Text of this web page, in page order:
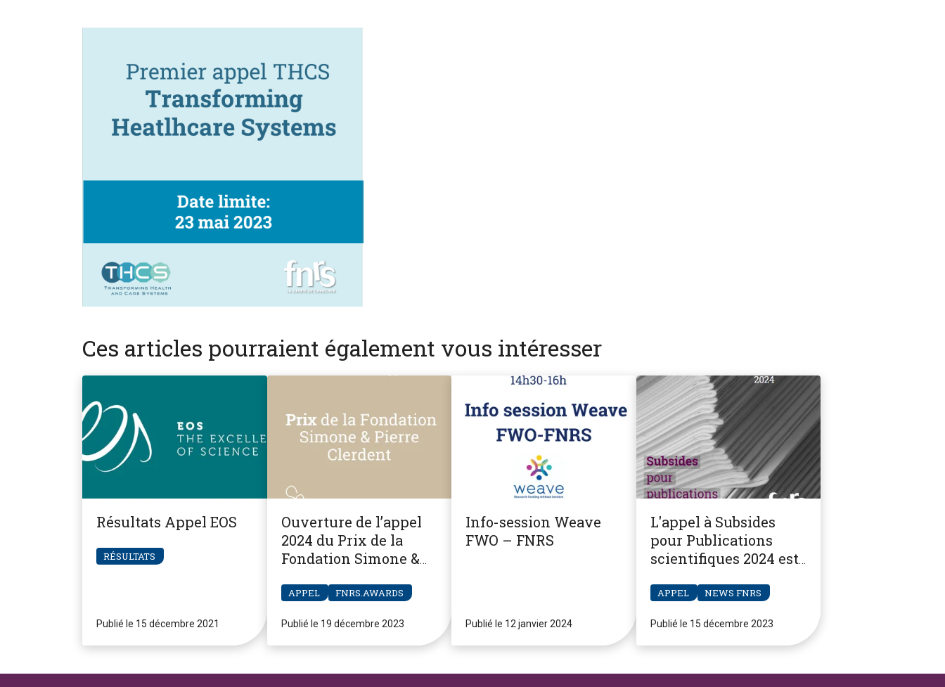
Ces articles pourraient également vous intéresser
Résultats Appel EOS
RÉSULTATS
Publié le 15 décembre 2021
Ouverture de l’appel
2024 du Prix de la
Fondation Simone &
APPEL FNRS.AWARDS
Publié le 19 décembre 2023
Info-session Weave
FWO – FNRS
Publié le 12 janvier 2024
L'appel à Subsides
pour Publications
scientifiques 2024 est
APPEL NEWS FNRS
Publié le 15 décembre 2023